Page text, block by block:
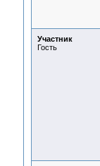
Участник
Гость